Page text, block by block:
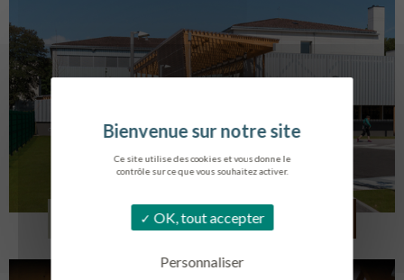
Ce site utilise des cookies et vous donne le
contrôle sur ce que vous souhaitez activer.
OK, tout accepter
Personnaliser
COLLÈGE MONTMORENCY
BOURBONNE-LES-BAINS